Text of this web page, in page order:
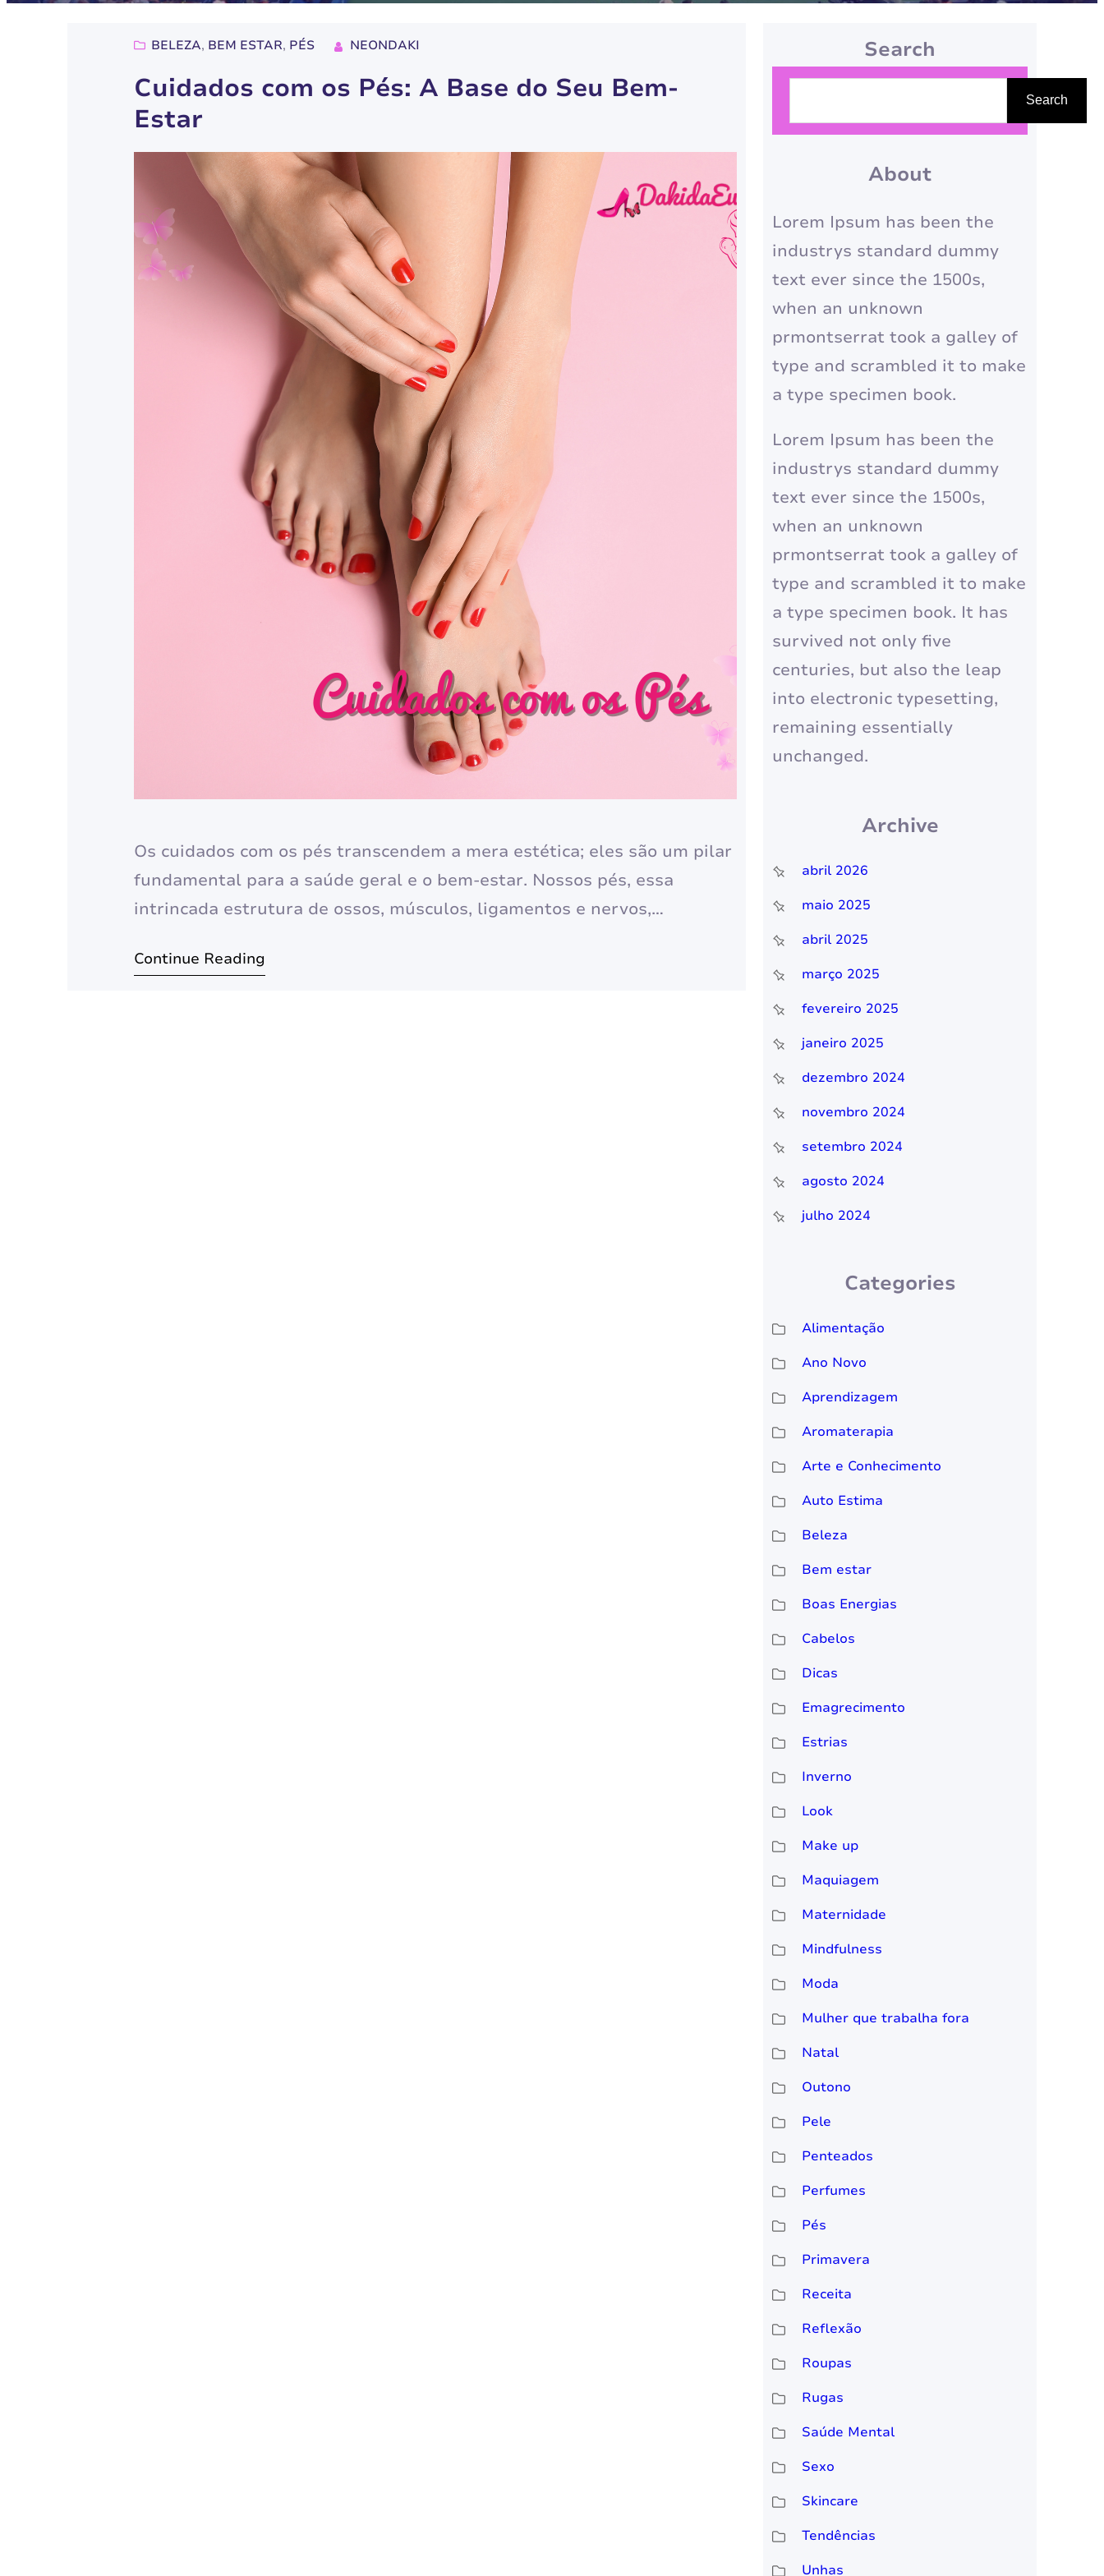
BELEZA, BEM ESTAR, PÉS NEONDAKI
Cuidados com os Pés: A Base do Seu Bem-
Estar
Os cuidados com os pés transcendem a mera estética; eles são um pilar
fundamental para a saúde geral e o bem-estar. Nossos pés, essa
intrincada estrutura de ossos, músculos, ligamentos e nervos,
equilíbrio. Ao longo do dia, eles são submetidos a inúmeras pressões,…
Continue Reading
Search
s
i
s
a
r
Search
About
Lorem Ipsum has been the
industrys standard dummy
text ever since the 1500s,
when an unknown
prmontserrat took a galley of
type and scrambled it to make
a type specimen book.
Lorem Ipsum has been the
industrys standard dummy
text ever since the 1500s,
when an unknown
prmontserrat took a galley of
type and scrambled it to make
a type specimen book. It has
survived not only five
centuries, but also the leap
into electronic typesetting,
remaining essentially
unchanged.
Archive
abril 2026
maio 2025
abril 2025
março 2025
fevereiro 2025
janeiro 2025
dezembro 2024
novembro 2024
setembro 2024
agosto 2024
julho 2024
Categories
Alimentação
Ano Novo
Aprendizagem
Aromaterapia
Arte e Conhecimento
Auto Estima
Beleza
Bem estar
Boas Energias
Cabelos
Dicas
Emagrecimento
Estrias
Inverno
Look
Make up
Maquiagem
Maternidade
Mindfulness
Moda
Mulher que trabalha fora
Natal
Outono
Pele
Penteados
Perfumes
Pés
Primavera
Receita
Reflexão
Roupas
Rugas
Saúde Mental
Sexo
Skincare
Tendências
Unhas